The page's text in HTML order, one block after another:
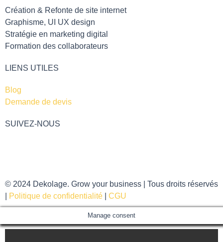
Création & Refonte de site internet
Graphisme, UI UX design
Stratégie en marketing digital
Formation des collaborateurs
LIENS UTILES
Blog
Demande de devis
SUIVEZ-NOUS
a
c
e
n
s
t
o
u
t
© 2024 Dekolage. Grow your business | Tous droits réservés
Politique de confidentialité CGU
Manage consent